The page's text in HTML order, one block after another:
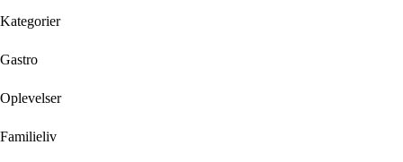
Kategorier
Gastro
Oplevelser
Familieliv